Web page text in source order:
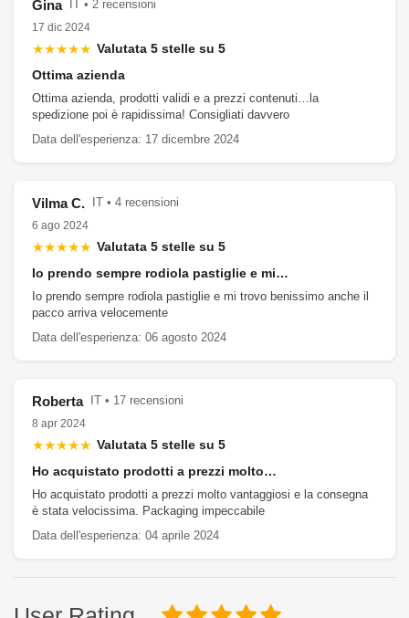
Gina
IT • 2 recensioni
17 dic 2024
★★★★★ Valutata 5 stelle su 5
Ottima azienda
Ottima azienda, prodotti validi e a prezzi contenuti…la
spedizione poi è rapidissima! Consigliati davvero
Data dell'esperienza: 17 dicembre 2024
Vilma C.
IT • 4 recensioni
6 ago 2024
★★★★★ Valutata 5 stelle su 5
Io prendo sempre rodiola pastiglie e mi…
Io prendo sempre rodiola pastiglie e mi trovo benissimo anche il
pacco arriva velocemente
Data dell'esperienza: 06 agosto 2024
Roberta
IT • 17 recensioni
8 apr 2024
★★★★★ Valutata 5 stelle su 5
Ho acquistato prodotti a prezzi molto…
Ho acquistato prodotti a prezzi molto vantaggiosi e la consegna
è stata velocissima. Packaging impeccabile
Data dell'esperienza: 04 aprile 2024